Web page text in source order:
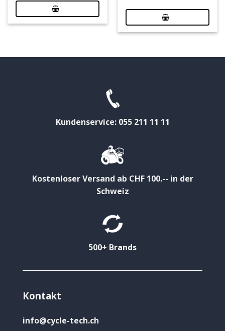
Kundenservice: 055 211 11 11
Kostenloser Versand ab CHF 100.-- in der
Schweiz
500+ Brands
Kontakt
info@cycle-tech.ch